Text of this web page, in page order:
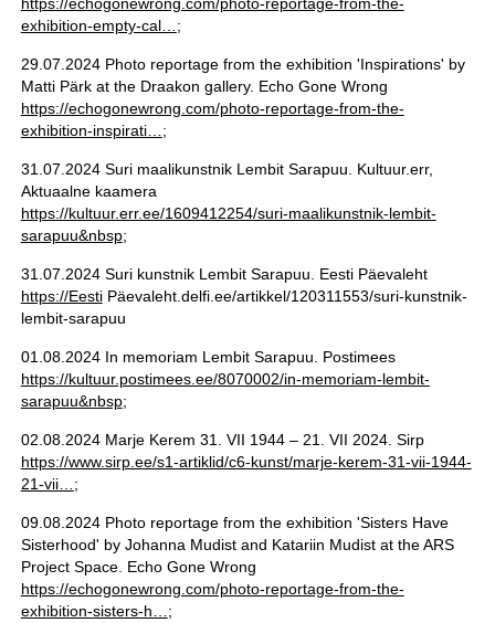
exhibition-empty-cal… ;
29.07.2024 Photo reportage from the exhibition 'Inspirations' by
Matti Pärk at the Draakon gallery. Echo Gone Wrong
https://echogonewrong.com/photo-reportage-from-the-
exhibition-inspirati… ;
31.07.2024 Suri maalikunstnik Lembit Sarapuu. Kultuur.err,
Aktuaalne kaamera
https://kultuur.err.ee/1609412254/suri-maalikunstnik-lembit-
sarapuu&nbsp;
31.07.2024 Suri kunstnik Lembit Sarapuu. Eesti Päevaleht
https://EestiPäevaleht.delfi.ee/artikkel/120311553/suri-kunstnik-
lembit-sarapuu
01.08.2024 In memoriam Lembit Sarapuu. Postimees
https://kultuur.postimees.ee/8070002/in-memoriam-lembit-
sarapuu&nbsp;
02.08.2024 Marje Kerem 31. VII 1944 – 21. VII 2024. Sirp
https://www.sirp.ee/s1-artiklid/c6-kunst/marje-kerem-31-vii-1944-
21-vii… ;
09.08.2024 Photo reportage from the exhibition 'Sisters Have
Sisterhood' by Johanna Mudist and Katariin Mudist at the ARS
Project Space. Echo Gone Wrong
https://echogonewrong.com/photo-reportage-from-the-
exhibition-sisters-h… ;